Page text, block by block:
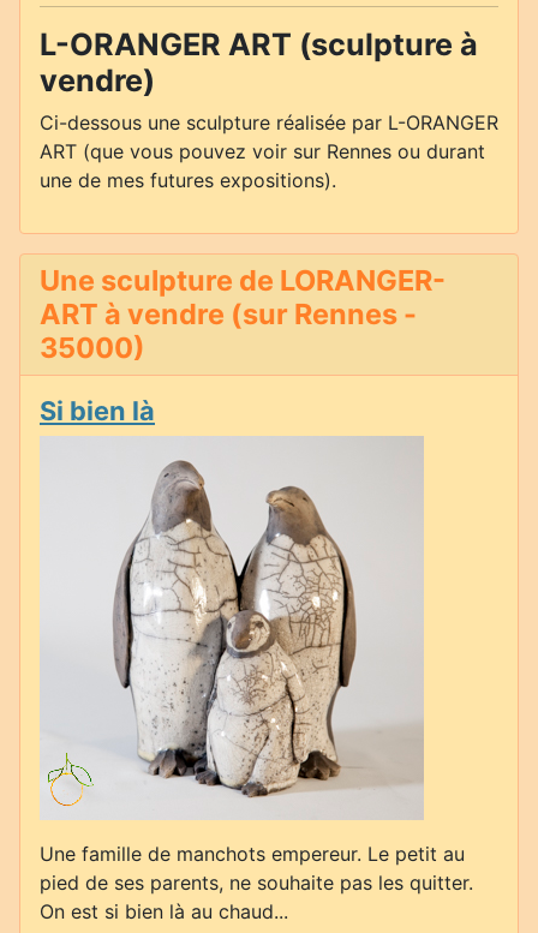
L-ORANGER ART (sculpture à
vendre)
Ci-dessous une sculpture réalisée par L-ORANGER
ART (que vous pouvez voir sur Rennes ou durant
une de mes futures expositions).
Une sculpture de LORANGER-
ART à vendre (sur Rennes -
35000)
Si bien là
Une famille de manchots empereur. Le petit au
pied de ses parents, ne souhaite pas les quitter.
On est si bien là au chaud...